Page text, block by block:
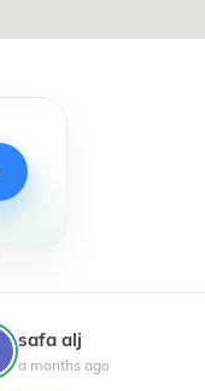
safa alj
a months ago